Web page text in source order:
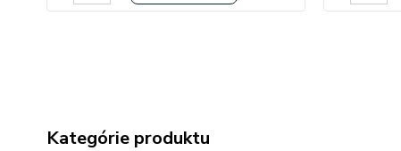
Kategórie produktu